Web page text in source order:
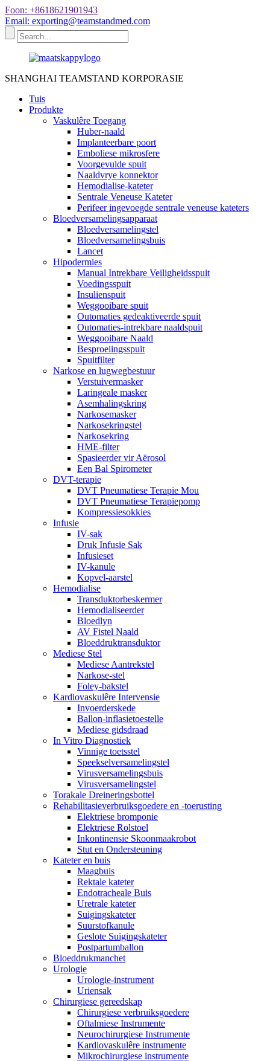
Foon: +8618621901943
Email: exporting@teamstandmed.com
SHANGHAI TEAMSTAND KORPORASIE
Tuis
Produkte
Vaskulêre Toegang
Huber-naald
Implanteerbare poort
Emboliese mikrosfere
Voorgevulde spuit
Naaldvrye konnektor
Hemodialise-kateter
Sentrale Veneuse Kateter
Perifeer ingevoegde sentrale veneuse kateters
Bloedversamelingsapparaat
Bloedversamelingstel
Bloedversamelingsbuis
Lancet
Hipodermies
Manual Intrekbare Veiligheidsspuit
Voedingsspuit
Insulienspuit
Weggooibare spuit
Outomaties gedeaktiveerde spuit
Outomaties-intrekbare naaldspuit
Weggooibare Naald
Besproeiingsspuit
Spuitfilter
Narkose en lugwegbestuur
Verstuivermasker
Laringeale masker
Asemhalingskring
Narkosemasker
Narkosekringstel
Narkosekring
HME-filter
Spasieerder vir Aërosol
Een Bal Spirometer
DVT-terapie
DVT Pneumatiese Terapie Mou
DVT Pneumatiese Terapiepomp
Kompressiesokkies
Infusie
IV-sak
Druk Infusie Sak
Infusieset
IV-kanule
Kopvel-aarstel
Hemodialise
Transduktorbeskermer
Hemodialiseerder
Bloedlyn
AV Fistel Naald
Bloeddruktransduktor
Mediese Stel
Mediese Aantrekstel
Narkose-stel
Foley-bakstel
Kardiovaskulêre Intervensie
Invoerderskede
Ballon-inflasietoestelle
Mediese gidsdraad
In Vitro Diagnostiek
Vinnige toetsstel
Speekselversamelingstel
Virusversamelingsbuis
Virusversamelingstel
Torakale Dreineringsbottel
Rehabilitasieverbruiksgoedere en -toerusting
Elektriese bromponie
Elektriese Rolstoel
Inkontinensie Skoonmaakrobot
Stut en Ondersteuning
Kateter en buis
Maagbuis
Rektale kateter
Endotracheale Buis
Uretrale kateter
Suigingskateter
Suurstofkanule
Geslote Suigingskateter
Postpartumballon
Bloeddrukmanchet
Urologie
Urologie-instrument
Uriensak
Chirurgiese gereedskap
Chirurgiese verbruiksgoedere
Oftalmiese Instrumente
Neurochirurgiese Instrumente
Kardiovaskulêre instrumente
Mikrochirurgiese instrumente